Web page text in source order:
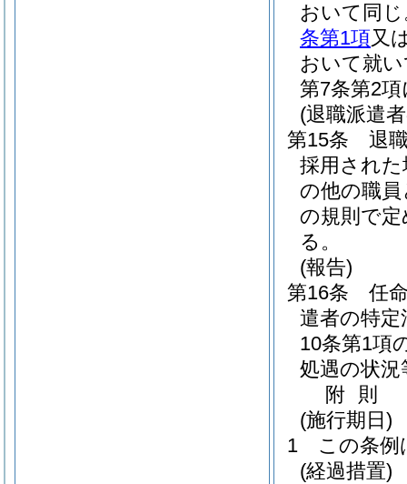
おいて同じ
条第1項又
おいて就
第7条第2
(退職派遣
第15条
退
採用され
の他の職
の規則で
る。
(報告)
第16条
任
遣者の特
10条第1項
処遇の状
附 則
(施行期日)
1
この条例
(経過措置)